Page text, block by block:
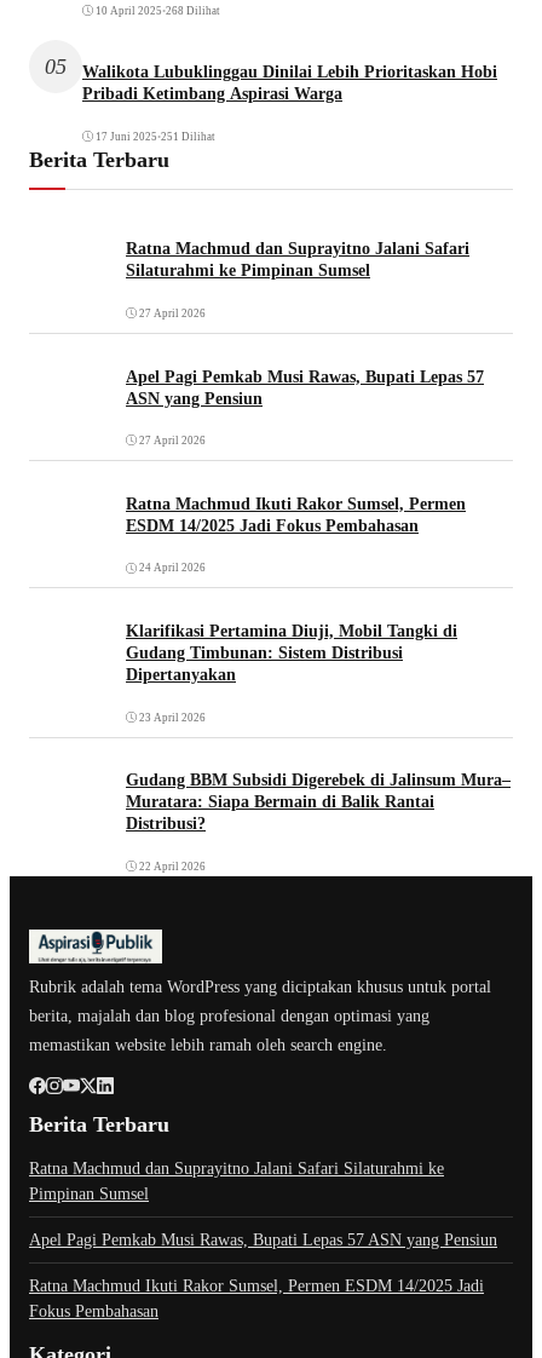
10 April 2025 •268 Dilihat
05
Walikota Lubuklinggau Dinilai Lebih Prioritaskan Hobi
Pribadi Ketimbang Aspirasi Warga
17 Juni 2025 •251 Dilihat
Berita Terbaru
Ratna Machmud dan Suprayitno Jalani Safari
Silaturahmi ke Pimpinan Sumsel
27 April 2026
Apel Pagi Pemkab Musi Rawas, Bupati Lepas 57
ASN yang Pensiun
27 April 2026
Ratna Machmud Ikuti Rakor Sumsel, Permen
ESDM 14/2025 Jadi Fokus Pembahasan
24 April 2026
Klarifikasi Pertamina Diuji, Mobil Tangki di
Gudang Timbunan: Sistem Distribusi
Dipertanyakan
23 April 2026
Gudang BBM Subsidi Digerebek di Jalinsum Mura–
Muratara: Siapa Bermain di Balik Rantai
Distribusi?
22 April 2026
Rubrik adalah tema WordPress yang diciptakan khusus untuk portal
berita, majalah dan blog profesional dengan optimasi yang
memastikan website lebih ramah oleh search engine.
Berita Terbaru
Ratna Machmud dan Suprayitno Jalani Safari Silaturahmi ke
Pimpinan Sumsel
Apel Pagi Pemkab Musi Rawas, Bupati Lepas 57 ASN yang Pensiun
Ratna Machmud Ikuti Rakor Sumsel, Permen ESDM 14/2025 Jadi
Fokus Pembahasan